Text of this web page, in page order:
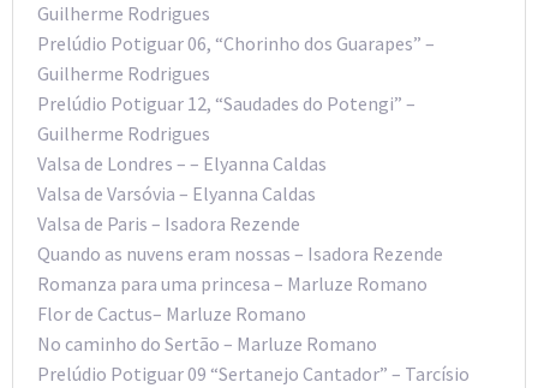
Guilherme Rodrigues
Prelúdio Potiguar 06, “Chorinho dos Guarapes” –
Guilherme Rodrigues
Prelúdio Potiguar 12, “Saudades do Potengi” –
Guilherme Rodrigues
Valsa de Londres – – Elyanna Caldas
Valsa de Varsóvia – Elyanna Caldas
Valsa de Paris – Isadora Rezende
Quando as nuvens eram nossas – Isadora Rezende
Romanza para uma princesa – Marluze Romano
Flor de Cactus– Marluze Romano
No caminho do Sertão – Marluze Romano
Prelúdio Potiguar 09 “Sertanejo Cantador” – Tarcísio